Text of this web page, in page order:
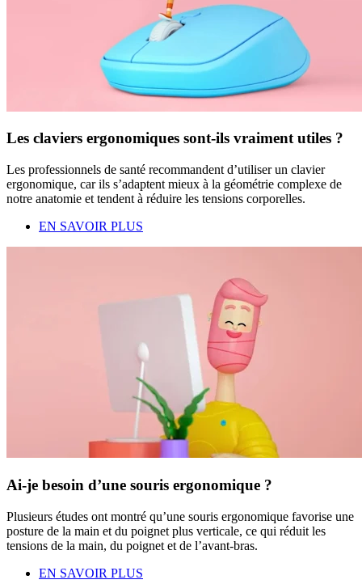
Les claviers ergonomiques sont-ils vraiment utiles ?
Les professionnels de santé recommandent d’utiliser un clavier
ergonomique, car ils s’adaptent mieux à la géométrie complexe de
notre anatomie et tendent à réduire les tensions corporelles.
EN SAVOIR PLUS
Ai-je besoin d’une souris ergonomique ?
Plusieurs études ont montré qu’une souris ergonomique favorise une
posture de la main et du poignet plus verticale, ce qui réduit les
tensions de la main, du poignet et de l’avant-bras.
EN SAVOIR PLUS